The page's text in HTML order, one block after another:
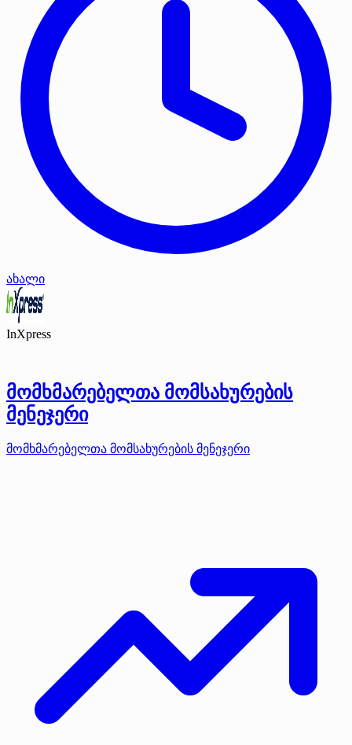
ახალი
InXpress
მომხმარებელთა მომსახურების
მენეჯერი
მომხმარებელთა მომსახურების მენეჯერი